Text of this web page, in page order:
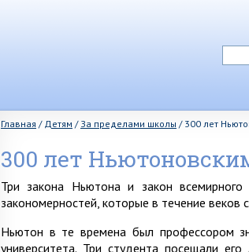
Главная / Детям / За пределами школы / 300 лет
300 лет
Три закона Ньютона и закон всемирного
закономерностей, которые в течение веков
Ньютон в те времена был профессором
университета. Три студента посещали